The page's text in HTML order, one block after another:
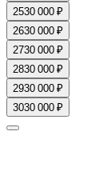
2530 000 ₽
2630 000 ₽
2730 000 ₽
2830 000 ₽
2930 000 ₽
3030 000 ₽